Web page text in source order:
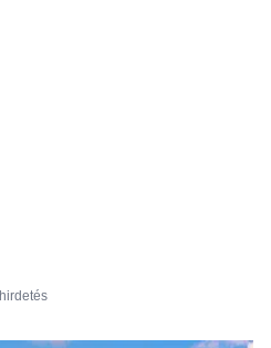
hirdetés